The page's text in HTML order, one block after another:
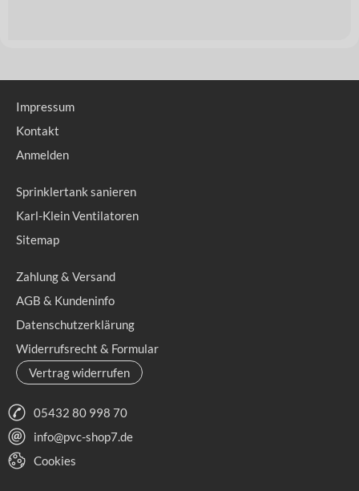
Impressum
Kontakt
Anmelden
Sprinklertank sanieren
Karl-Klein Ventilatoren
Sitemap
Zahlung & Versand
AGB & Kundeninfo
Datenschutzerklärung
Widerrufsrecht & Formular
Vertrag widerrufen
05432 80 998 70
info@pvc-shop7.de
Cookies